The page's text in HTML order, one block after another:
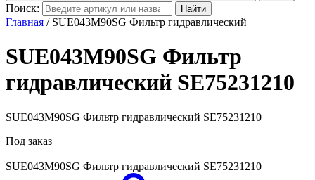
Поиск:
Главная / SUE043M90SG Фильтр гидравлический
SUE043M90SG Фильтр
гидравлический SE75231210
SUE043M90SG Фильтр гидравлический SE75231210
Под заказ
SUE043M90SG Фильтр гидравлический SE75231210